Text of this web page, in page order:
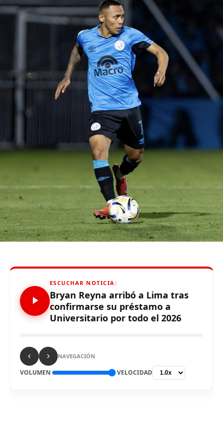
tuvieron los jugadores a lo largo del partido ante los
venezolanos.
Paulo Autuori, expresó su malestar en la conferencia de
prensa tras la clasificación a la fase de grupos por el mal
desempeño del equipo, señalando incluso, que no
merecieron haber superado de fase.
“Se pasa para otra
fase, excelente, para el club es bueno pero lo que
nosotros jugamos hoy día no era para pasar
Esto es
muy corto para nosotros,el equipo no puede tener un
partido como local, tener una ventaja y hacer el primer
tiempo qu
hizo”,enfatizó el técnico.
De otro lado, se reportó que supuestos hinchas de
Sporting Cristal realizaron pintas y ciertos daños en los
alrededores del Estadio Alejandro Villanueva – Matute,
durante el partido ante Carabobo por Copa Libertadores
2026. Con este panorama, se abre la posibilidad de que
Alianza Lima no preste nuevamente el recinto deportivo
a los celestes, por lo que se abre una nueva posibilidad
Comparte esto:
ESCUCHAR NOTICIA:
Bryan Reyna arribó a Lima tras
confirmarse su préstamo a
Universitario por todo el 2026
NAVEGACIÓN
VOLUMEN VELOCIDAD